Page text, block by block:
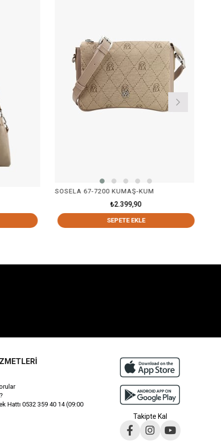
67-7200 KUMAŞ-KUM
SEPETE EKLE
SOSELA 67-7205 BEYAZ
SEPETE
Hattı 0532 359 40 14 (09:00
Takipte Kal